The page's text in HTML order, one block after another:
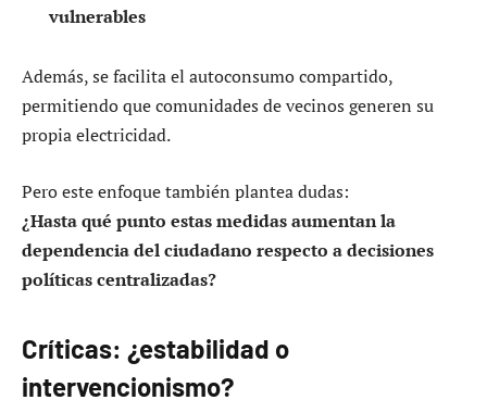
vulnerables
Además, se facilita el autoconsumo compartido,
permitiendo que comunidades de vecinos generen su
propia electricidad.
Pero este enfoque también plantea dudas:
¿Hasta qué punto estas medidas aumentan la
dependencia del ciudadano respecto a decisiones
políticas centralizadas?
Críticas: ¿estabilidad o
intervencionismo?